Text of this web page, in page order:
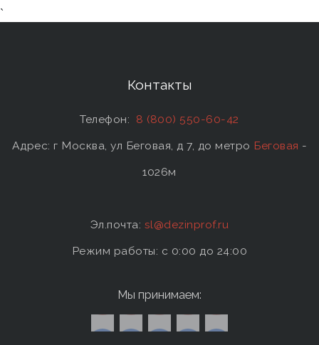
`
Контакты
Телефон: 8 (800) 550-60-42
Адрес: г Москва, ул Беговая, д 7, до метро Беговая -
1026м
Эл.почта: sl@dezinprof.ru
Режим работы: c 0:00 до 24:00
Мы принимаем: